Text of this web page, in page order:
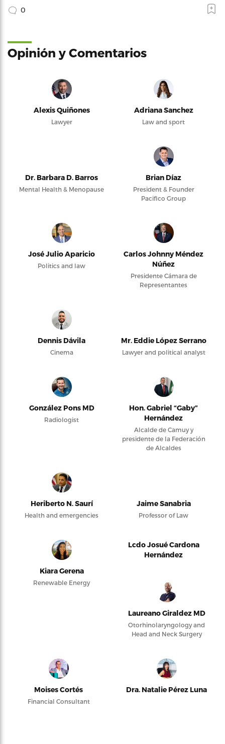
0
Opinión y Comentarios
Alexis Quiñones
Lawyer
Adriana Sanchez
Law and sport
Dr. Barbara D. Barros
Mental Health & Menopause
Brian Díaz
President & Founder
Pacifico Group
José Julio Aparicio
Politics and law
Carlos Johnny Méndez
Núñez
Presidente Cámara de
Representantes
Dennis Dávila
Cinema
Mr. Eddie López Serrano
Lawyer and political analyst
González Pons MD
Radiologist
Hon. Gabriel “Gaby”
Hernández
Alcalde de Camuy y
presidente de la Federación
de Alcaldes
Heriberto N. Saurí
Health and emergencies
Jaime Sanabria
Professor of Law
Kiara Gerena
Renewable Energy
Lcdo Josué Cardona
Hernández
Laureano Giraldez MD
Otorhinolaryngology and
Head and Neck Surgery
Moises Cortés
Financial Consultant
Dra. Natalie Pérez Luna